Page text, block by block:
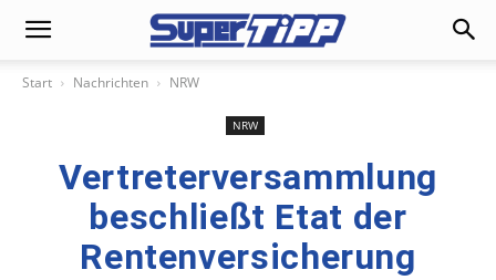
Start Nachrichten NRW
NRW
Vertreterversammlung
beschließt Etat der
Rentenversicherung